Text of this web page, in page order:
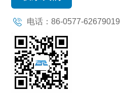
电话：86-0577-62679019